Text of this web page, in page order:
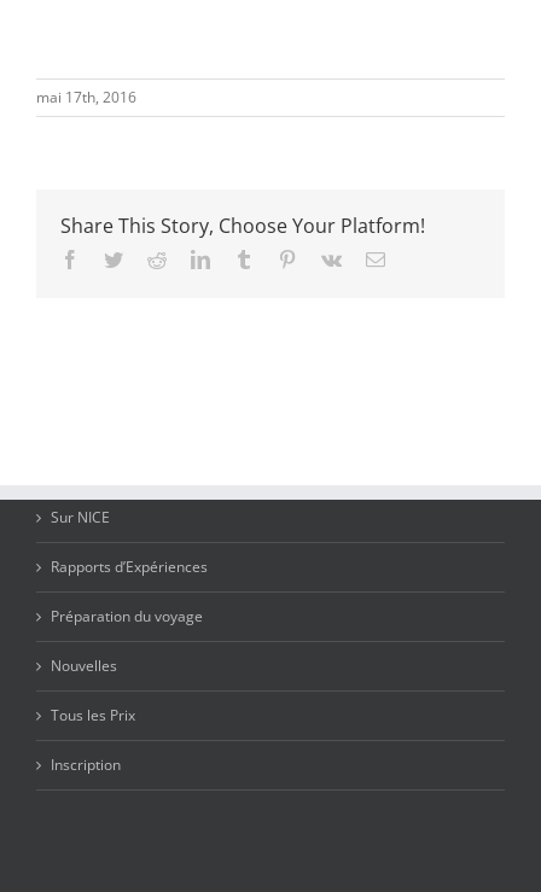
mai 17th, 2016
Share This Story, Choose Your Platform!
Facebook
TwitterRedditLinkedInTumblr Pinterest
Vk Email
Sur NICE
Rapports d’Expériences
Préparation du voyage
Nouvelles
Tous les Prix
Inscription